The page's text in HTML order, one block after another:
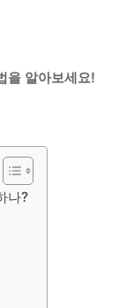
을 알아보세요!
나?